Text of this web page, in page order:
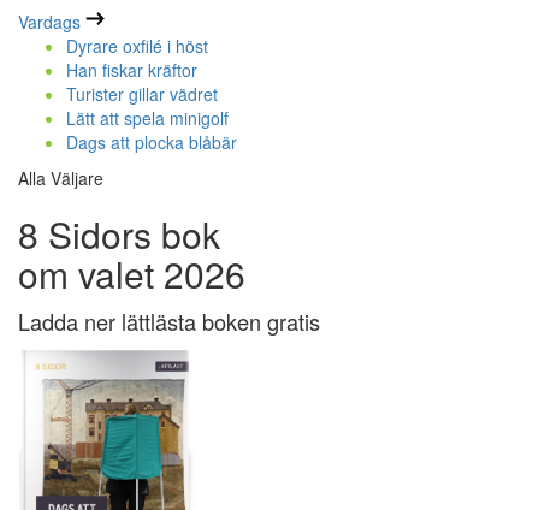
Vardags
Dyrare oxfilé i höst
Han fiskar kräftor
Turister gillar vädret
Lätt att spela minigolf
Dags att plocka blåbär
Alla Väljare
8 Sidors bok
om valet 2026
Ladda ner lättlästa boken gratis